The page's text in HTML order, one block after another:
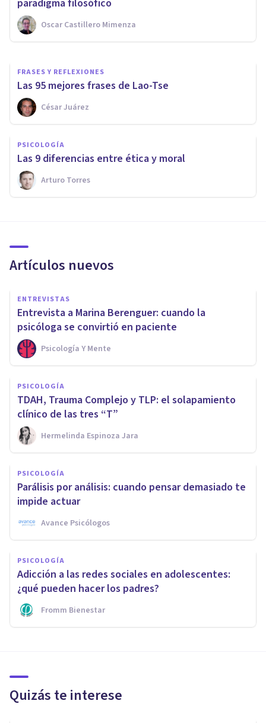
paradigma filosófico
Oscar Castillero Mimenza
Luis Martínez-Casasola Hernández
FRASES Y REFLEXIONES
Las 95 mejores frases de Lao-Tse
César Juárez
PSICOLOGÍA
Las 9 diferencias entre ética y moral
Arturo Torres
Artículos nuevos
ENTREVISTAS
Entrevista a Marina Berenguer: cuando la
psicóloga se convirtió en paciente
Psicología Y Mente
PSICOLOGÍA
TDAH, Trauma Complejo y TLP: el solapamiento
clínico de las tres “T”
Hermelinda Espinoza Jara
PSICOLOGÍA
Parálisis por análisis: cuando pensar demasiado te
impide actuar
Avance Psicólogos
PSICOLOGÍA
Adicción a las redes sociales en adolescentes:
¿qué pueden hacer los padres?
Fromm Bienestar
Quizás te interese